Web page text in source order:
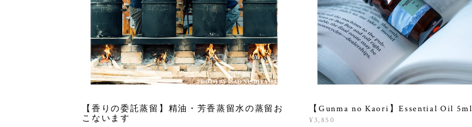
【香りの委託蒸留】精油・芳香蒸留水の蒸留お
こないます
【Gunma no Kaori】Essential Oil 5ml
¥3,850